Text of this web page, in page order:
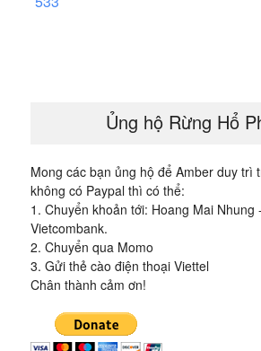
Ủng hộ Rừng Hổ
Mong các bạn ủng hộ để Amber duy trì
không có Paypal thì có thể:
1. Chuyển khoản tới: Hoang Mai Nhung
Vietcombank.
2. Chuyển qua Momo
3. Gửi thẻ cào điện thoại Viettel
Chân thành cảm ơn!